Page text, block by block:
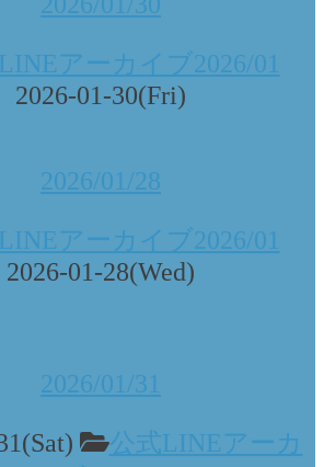
アーカイブ2026/01
2026-01-30(Fri)
2026/01/28
アーカイブ2026/01
2026-01-28(Wed)
2026/01/31
公式LINEアーカ